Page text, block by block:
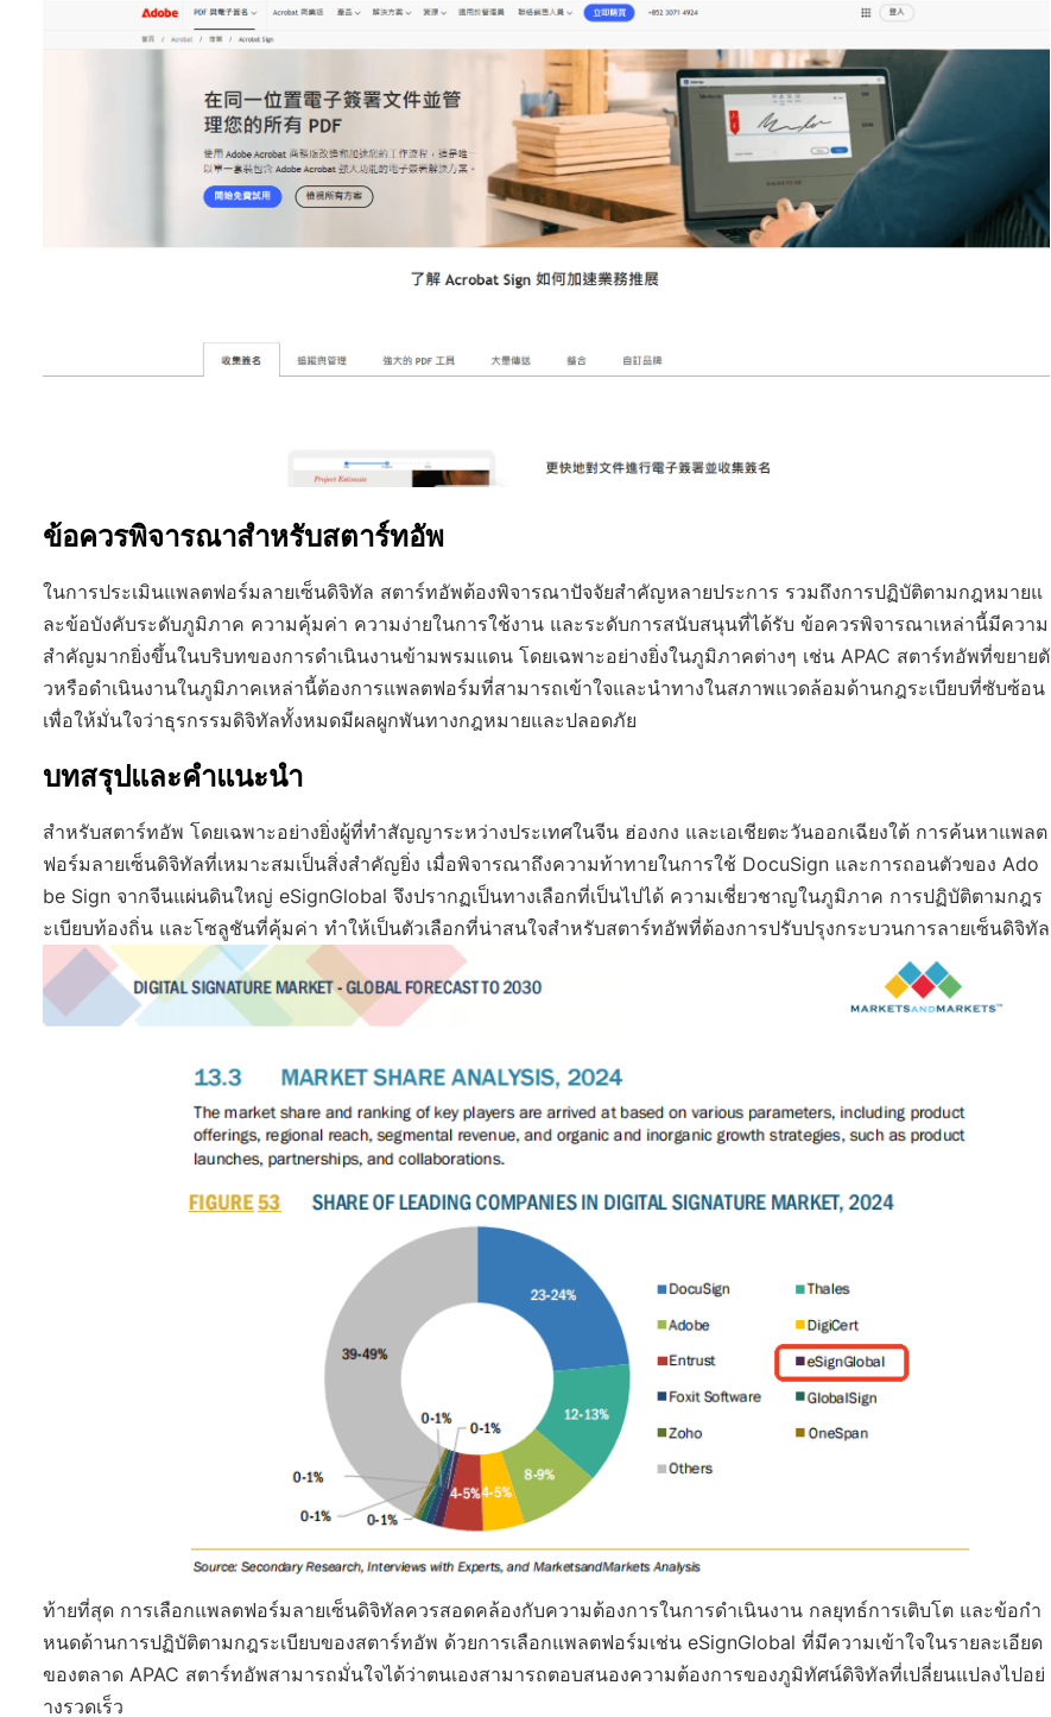
ข้อควรพิจารณาสำหรับสตาร์ทอัพ
ในการประเมินแพลตฟอร์มลายเซ็นดิจิทัล สตาร์ทอัพต้องพิจารณาปัจจัยสำคัญหลายประการ รวมถึงการปฏิบัติตามกฎหมายแ
ละข้อบังคับระดับภูมิภาค ความคุ้มค่า ความง่ายในการใช้งาน และระดับการสนับสนุนที่ได้รับ ข้อควรพิจารณาเหล่านี้มีความ
สำคัญมากยิ่งขึ้นในบริบทของการดำเนินงานข้ามพรมแดน โดยเฉพาะอย่างยิ่งในภูมิภาคต่างๆ เช่น APAC สตาร์ทอัพที่ขยายตั
วหรือดำเนินงานในภูมิภาคเหล่านี้ต้องการแพลตฟอร์มที่สามารถเข้าใจและนำทางในสภาพแวดล้อมด้านกฎระเบียบที่ซับซ้อน
เพื่อให้มั่นใจว่าธุรกรรมดิจิทัลทั้งหมดมีผลผูกพันทางกฎหมายและปลอดภัย
บทสรุปและคำแนะนำ
สำหรับสตาร์ทอัพ โดยเฉพาะอย่างยิ่งผู้ที่ทำสัญญาระหว่างประเทศในจีน ฮ่องกง และเอเชียตะวันออกเฉียงใต้ การค้นหาแพลต
ฟอร์มลายเซ็นดิจิทัลที่เหมาะสมเป็นสิ่งสำคัญยิ่ง เมื่อพิจารณาถึงความท้าทายในการใช้ DocuSign และการถอนตัวของ Ado
be Sign จากจีนแผ่นดินใหญ่ eSignGlobal จึงปรากฏเป็นทางเลือกที่เป็นไปได้ ความเชี่ยวชาญในภูมิภาค การปฏิบัติตามกฎร
ะเบียบท้องถิ่น และโซลูชันที่คุ้มค่า ทำให้เป็นตัวเลือกที่น่าสนใจสำหรับสตาร์ทอัพที่ต้องการปรับปรุงกระบวนการลายเซ็นดิจิทัล
ท้ายที่สุด การเลือกแพลตฟอร์มลายเซ็นดิจิทัลควรสอดคล้องกับความต้องการในการดำเนินงาน กลยุทธ์การเติบโต และข้อกำ
หนดด้านการปฏิบัติตามกฎระเบียบของสตาร์ทอัพ ด้วยการเลือกแพลตฟอร์มเช่น eSignGlobal ที่มีความเข้าใจในรายละเอียด
ของตลาด APAC สตาร์ทอัพสามารถมั่นใจได้ว่าตนเองสามารถตอบสนองความต้องการของภูมิทัศน์ดิจิทัลที่เปลี่ยนแปลงไปอย่
างรวดเร็ว